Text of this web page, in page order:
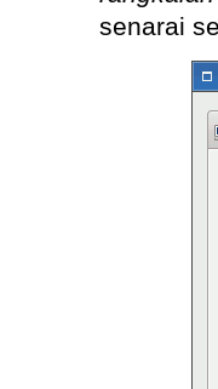
senarai